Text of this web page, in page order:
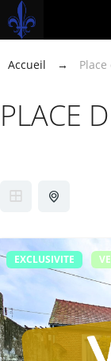
Accueil →
PLACE
EXCLUSIVITE